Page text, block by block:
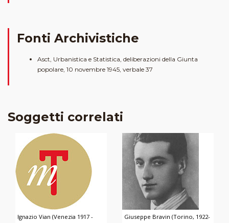
Fonti Archivistiche
Asct, Urbanistica e Statistica, deliberazioni della Giunta
popolare, 10 novembre 1945, verbale 37
Soggetti correlati
Ignazio Vian (Venezia 1917 -
Giuseppe Bravin (Torino, 1922-